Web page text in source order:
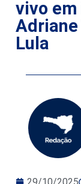
vivo
Lula